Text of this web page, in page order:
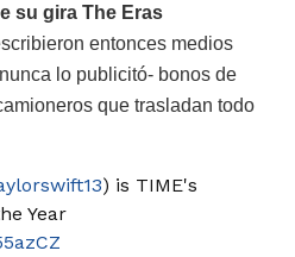
su gira The Eras
entonces medios
lo publicitó- bonos de
que trasladan todo
) is TIME's
Year